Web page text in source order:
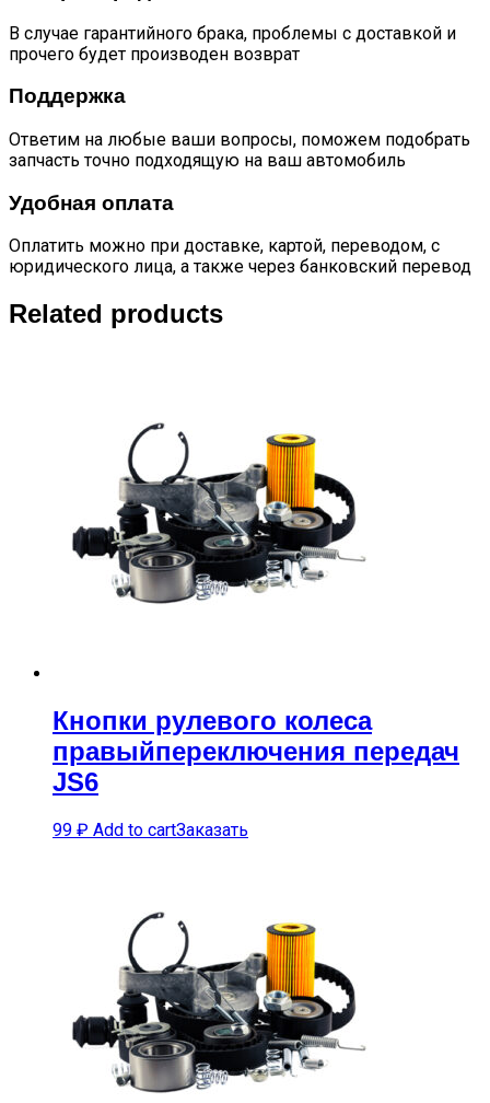
В случае гарантийного брака, проблемы с доставкой и
прочего будет производен возврат
Поддержка
Ответим на любые ваши вопросы, поможем подобрать
запчасть точно подходящую на ваш автомобиль
Удобная оплата
Оплатить можно при доставке, картой, переводом, с
юридического лица, а также через банковский перевод
Related products
Кнопки рулевого колеса
правыйпереключения передач
JS6
99 ₽ Add to cartЗаказать